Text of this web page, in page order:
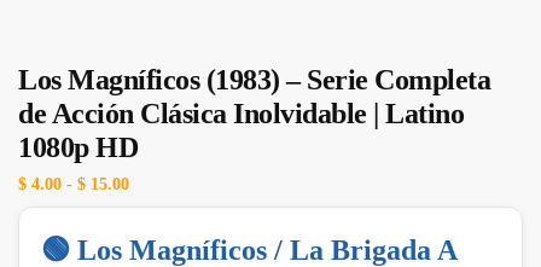
Los Magníficos (1983) – Serie Completa
de Acción Clásica Inolvidable | Latino
1080p HD
$ 4.00 - $ 15.00
🟢 Los Magníficos / La Brigada A